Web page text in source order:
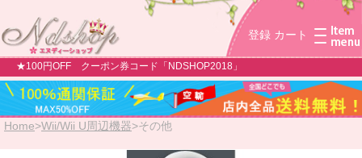
登録 カート
★100円OFF クーポン券コード「NDSHOP2018」
Home>Wii/Wii U周辺機器>その他